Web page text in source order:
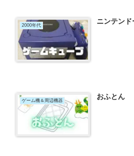
2000年代 ニンテン
ゲーム機＆周辺機器 おふとん